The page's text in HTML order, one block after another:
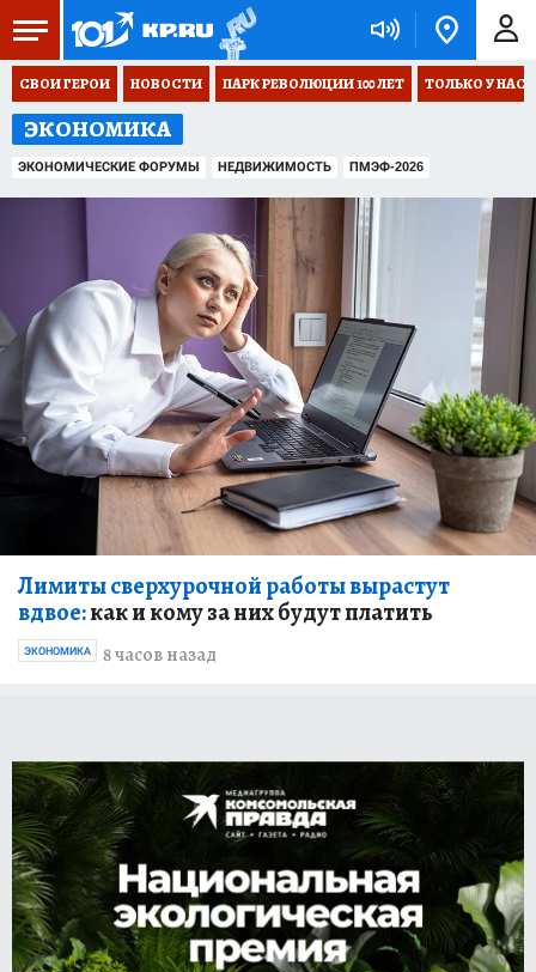
СВОИ ГЕРОИ НОВОСТИ ПАРК РЕВОЛЮЦИИ 100 ЛЕТ ТОЛЬКО У НАС
ЭКОНОМИКА
ЭКОНОМИЧЕСКИЕ ФОРУМЫ НЕДВИЖИМОСТЬ ПМЭФ-2026
Лимиты сверхурочной работы вырастут
вдвое:как и кому за них будут платить
8 часов назад
ЭКОНОМИКА